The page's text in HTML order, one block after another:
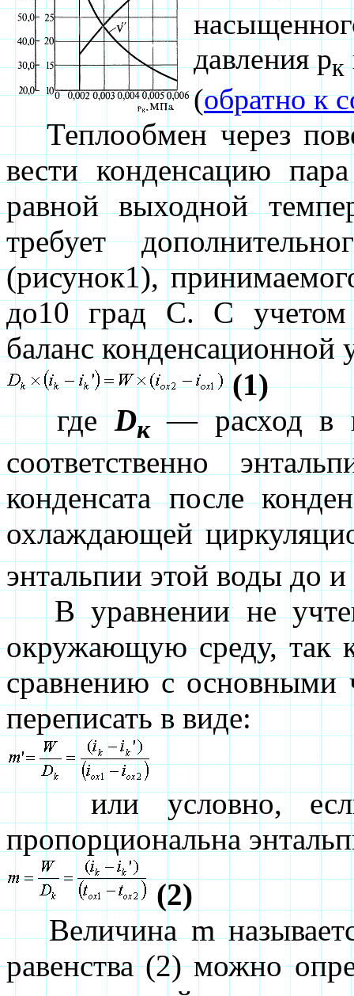
давления рк
(обратно к
Теплообмен через
вести конденсацию
равной выходной
требует
(рисунок1),
до10 град С. С учетом
баланс конденсационной
(1)
гдеDк— расход в
соответственно
конденсата после
охлаждающей
энтальпии этой воды до
В уравнении не
окружающую среду, так
сравнению с
переписать в виде:
или условно, если
пропорциональна
(2)
Величина m
равенства (2) можно